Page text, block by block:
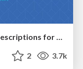
How to optimise 3,500 product descriptions for ecommerce in one day using ChatGPT
2 3.7k